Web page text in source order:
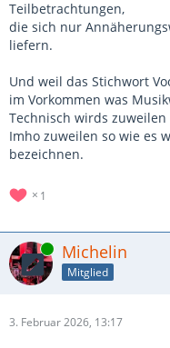
Teilbetrachtungen,
die sich nur
liefern.
Und weil das Stichwort
im Vorkommen was
Technisch wirds
Imho zuweilen so wie es
bezeichnen.
1
Online Michelin
Mitglied
3. Februar 2026, 13:17